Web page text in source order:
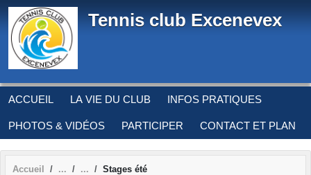
Tennis club Excenevex
ACCUEIL LA VIE DU CLUB INFOS PRATIQUES
PHOTOS & VIDÉOS PARTICIPER CONTACT ET PLAN
Accueil Stages été
Panneau de gestion des cookies